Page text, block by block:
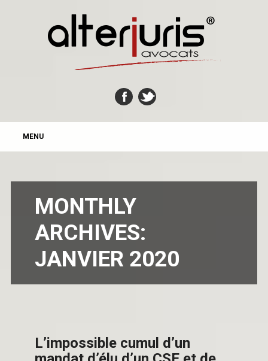
MAIN MENU
MENU
MONTHLY
ARCHIVES:
JANVIER 2020
L’impossible cumul d’un